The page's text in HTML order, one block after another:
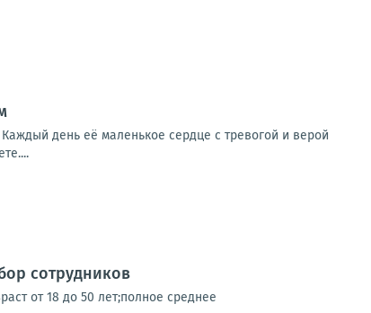
день её маленькое сердце с тревогой и верой
сотрудников
от 18 до 50 лет;полное среднее